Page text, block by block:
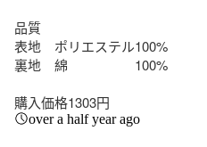
品質
表地　ポリエステル100%
裏地　綿　　　　　100%
購入価格1303円
over a half year ago